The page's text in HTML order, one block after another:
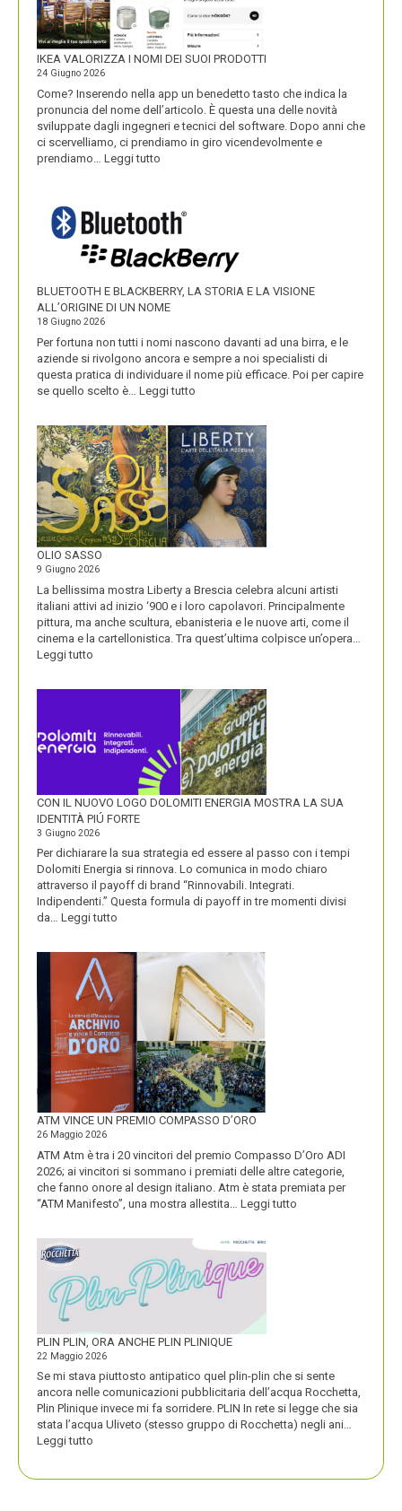
IKEA VALORIZZA I NOMI DEI SUOI PRODOTTI
24 Giugno 2026
Come? Inserendo nella app un benedetto tasto che indica la
pronuncia del nome dell’articolo. È questa una delle novità
sviluppate dagli ingegneri e tecnici del software. Dopo anni che
ci scervelliamo, ci prendiamo in giro vicendevolmente e
prendiamo… Leggi tutto
NOMI
DEI
SUOI
PRODOTTI
BLUETOOTH E BLACKBERRY, LA STORIA E LA VISIONE
ALL’ORIGINE DI UN NOME
18 Giugno 2026
Per fortuna non tutti i nomi nascono davanti ad una birra, e le
aziende si rivolgono ancora e sempre a noi specialisti di
questa pratica di individuare il nome più efficace. Poi per capire
se quello scelto è… Leggi tutto
BLACKBERRY,
LA
STORIA
E
LA
VISIONE
ALL’ORIGINE
DI
NOME
OLIO SASSO
9 Giugno 2026
La bellissima mostra Liberty a Brescia celebra alcuni artisti
italiani attivi ad inizio ‘900 e i loro capolavori. Principalmente
pittura, ma anche scultura, ebanisteria e le nuove arti, come il
cinema e la cartellonistica. Tra quest’ultima colpisce un’opera…
Leggi tutto
CON IL NUOVO LOGO DOLOMITI ENERGIA MOSTRA LA SUA
IDENTITÀ PIÚ FORTE
3 Giugno 2026
Per dichiarare la sua strategia ed essere al passo con i tempi
Dolomiti Energia si rinnova. Lo comunica in modo chiaro
attraverso il payoff di brand “Rinnovabili. Integrati.
Indipendenti.” Questa formula di payoff in tre momenti divisi
da… Leggi tutto
IL
NUOVO
LOGO
DOLOMITI
ENERGIA
MOSTRA
LA
SUA
IDENTITÀ
FORTE
ATM VINCE UN PREMIO COMPASSO D’ORO
26 Maggio 2026
ATM Atm è tra i 20 vincitori del premio Compasso D’Oro ADI
2026; ai vincitori si sommano i premiati delle altre categorie,
che fanno onore al design italiano. Atm è stata premiata per
“ATM Manifesto”, una mostra allestita… Leggi tutto
PLIN PLIN, ORA ANCHE PLIN PLINIQUE
22 Maggio 2026
Se mi stava piuttosto antipatico quel plin-plin che si sente
ancora nelle comunicazioni pubblicitaria dell’acqua Rocchetta,
Plin Plinique invece mi fa sorridere. PLIN In rete si legge che sia
stata l’acqua Uliveto (stesso gruppo di Rocchetta) negli ani…
Leggi tutto